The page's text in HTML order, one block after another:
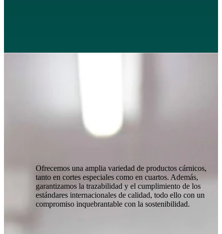
Ofrecemos una amplia variedad de productos cárnicos,
tanto en cortes especiales como en cuartos. Además,
garantizamos la trazabilidad y el cumplimiento de los
estándares internacionales de calidad, todo ello con un
compromiso inquebrantable con la sostenibilidad.